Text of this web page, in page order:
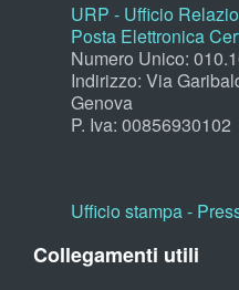
URP - Ufficio
Posta Elettronica
Numero Unico:
Indirizzo: Via
Genova
P. Iva: 00856930102
Ufficio stampa -
Collegamenti utili